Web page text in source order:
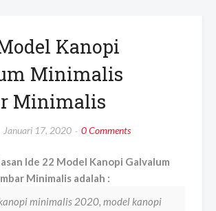
Kanopi
Minimalis
Minimalis
Januari 17, 2020 0 Comments
Ide 22 Model Kanopi Galvalum
Minimalis adalah :
minimalis 2020, model kanopi